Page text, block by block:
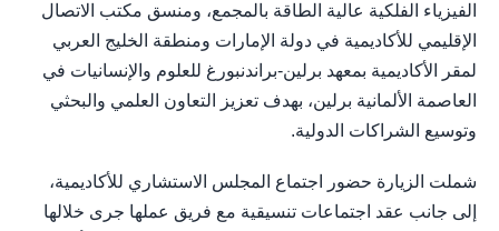
الفيزياء الفلكية عالية الطاقة بالمجمع، ومنسق مكتب الاتصال
الإقليمي للأكاديمية في دولة الإمارات ومنطقة الخليج العربي
لمقر الأكاديمية بمعهد برلين-براندنبورغ للعلوم والإنسانيات في
العاصمة الألمانية برلين، بهدف تعزيز التعاون العلمي والبحثي
وتوسيع الشراكات الدولية.
شملت الزيارة حضور اجتماع المجلس الاستشاري للأكاديمية،
إلى جانب عقد اجتماعات تنسيقية مع فريق عملها جرى خلالها